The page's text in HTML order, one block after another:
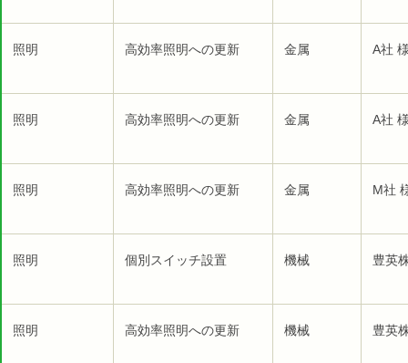
照明 高効率照明への更新 金属 A社
照明 高効率照明への更新 金属 A社
照明 高効率照明への更新 金属 M社
照明 個別スイッチ設置 機械 豊英
照明 高効率照明への更新 機械 豊英